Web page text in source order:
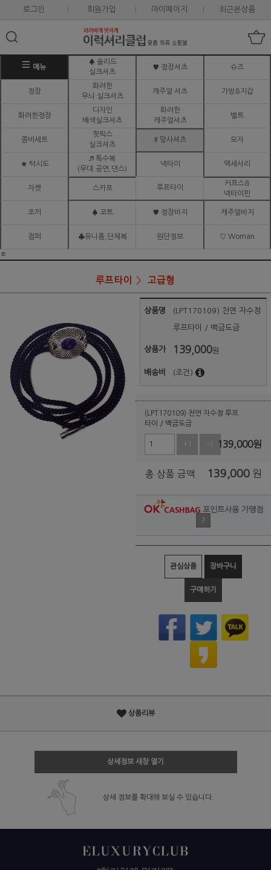
로그인 회원가입 마이페이지 최근본상품
메뉴
♠ 솔리드
실크셔츠
♥ 정장셔츠 슈즈
정장
화려한
무늬 실크셔츠
캐주얼 셔츠 가방&지갑
화려한정장
디자인
배색실크셔츠
화려한
캐주얼셔츠
벨트
콤비세트
핫픽스
실크셔츠
# 망사셔츠 모자
★ 턱시도
♬ 특수복
(무대.공연,댄스)
넥타이 액세서리
자켓 스카프 루프타이
커프스&
넥타이핀
조끼 ♠ 코트 ♥ 정장바지 캐주얼바지
점퍼 ♣유니폼,단체복 원단정보 ♡ Woman
ㅌ
루프타이 고급형
상품명 (LPT170109) 천연 자수정
루프타이 / 백금도금
상품가 139,000원
배송비 (조건)
(LPT170109) 천연 자수정 루프
타이 / 백금도금
+1 -1 139,000원
총 상품 금액 139,000 원
포인트사용 가맹점
?
관심상품 장바구니
구매하기
상품리뷰
상세정보 새창 열기
상세 정보를 확대해 보실 수 있습니다.